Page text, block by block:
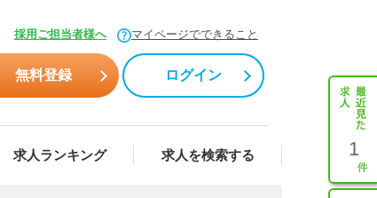
採用ご担当者様へ マイページでできること
無料登録 ログイン
求人ランキング 求人を検索する 1